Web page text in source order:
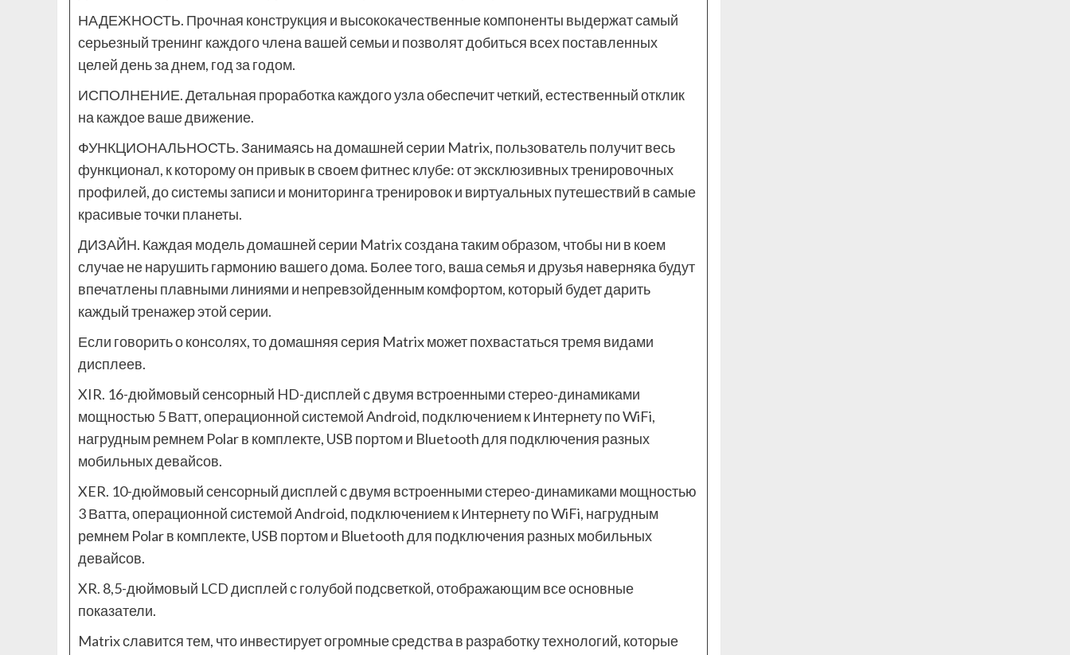
НАДЕЖНОСТЬ. Прочная конструкция и высококачественные компоненты выдержат самый
серьезный тренинг каждого члена вашей семьи и позволят добиться всех поставленных
целей день за днем, год за годом.
ИСПОЛНЕНИЕ. Детальная проработка каждого узла обеспечит четкий, естественный отклик
на каждое ваше движение.
ФУНКЦИОНАЛЬНОСТЬ. Занимаясь на домашней серии Matrix, пользователь получит весь
функционал, к которому он привык в своем фитнес клубе: от эксклюзивных тренировочных
профилей, до системы записи и мониторинга тренировок и виртуальных путешествий в самые
красивые точки планеты.
ДИЗАЙН. Каждая модель домашней серии Matrix создана таким образом, чтобы ни в коем
случае не нарушить гармонию вашего дома. Более того, ваша семья и друзья наверняка будут
впечатлены плавными линиями и непревзойденным комфортом, который будет дарить
каждый тренажер этой серии.
Если говорить о консолях, то домашняя серия Matrix может похвастаться тремя видами
дисплеев.
XIR. 16-дюймовый сенсорный HD-дисплей с двумя встроенными стерео-динамиками
мощностью 5 Ватт, операционной системой Android, подключением к Интернету по WiFi,
нагрудным ремнем Polar в комплекте, USB портом и Bluetooth для подключения разных
мобильных девайсов.
XER. 10-дюймовый сенсорный дисплей с двумя встроенными стерео-динамиками мощностью
3 Ватта, операционной системой Android, подключением к Интернету по WiFi, нагрудным
ремнем Polar в комплекте, USB портом и Bluetooth для подключения разных мобильных
девайсов.
XR. 8,5-дюймовый LCD дисплей с голубой подсветкой, отображающим все основные
показатели.
Matrix славится тем, что инвестирует огромные средства в разработку технологий, которые